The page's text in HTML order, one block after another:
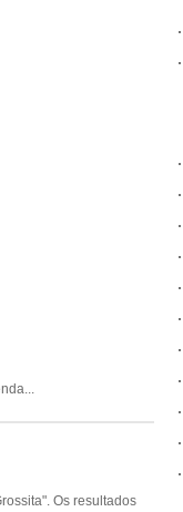
...
Os resultados